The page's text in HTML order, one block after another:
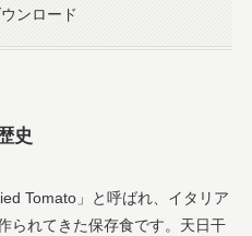
ンロード
史
Tomato」と呼ばれ、イタリア
られてきた保存食です。天日干